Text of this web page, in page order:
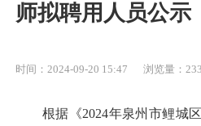
师拟聘用人员公示
时间：2024-09-20 15:47 浏览量： 233
根据《2024年泉州市鲤城区